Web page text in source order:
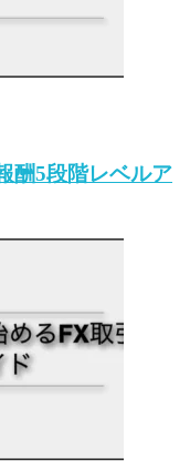
酬5段階レベルア